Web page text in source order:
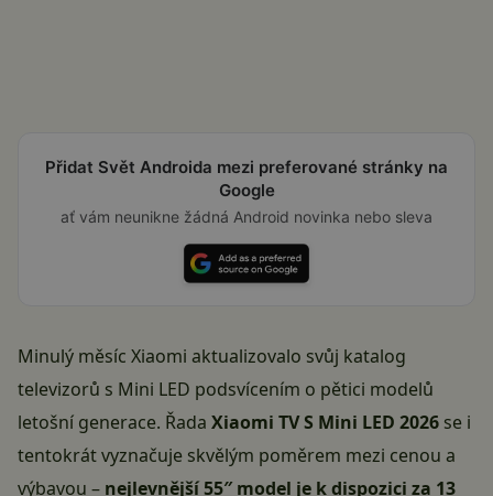
Přidat Svět Androida mezi preferované stránky na
Google
ať vám neunikne žádná Android novinka nebo sleva
Minulý měsíc Xiaomi aktualizovalo svůj katalog
televizorů s Mini LED podsvícením o pětici modelů
letošní generace. Řada Xiaomi TV S Mini LED 2026 se i
tentokrát vyznačuje skvělým poměrem mezi cenou a
výbavou – nejlevnější 55″ model je k dispozici za 13